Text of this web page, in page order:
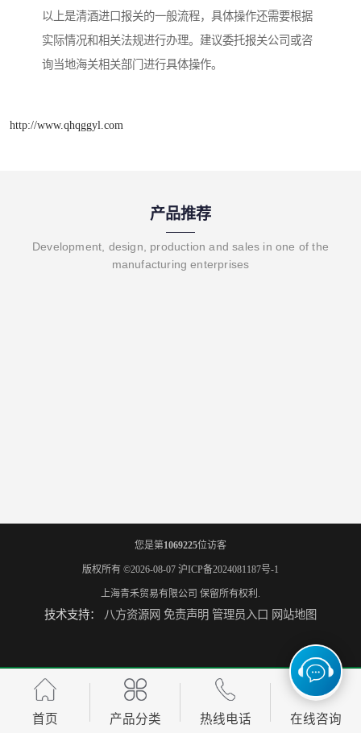
以上是清酒进口报关的一般流程，具体操作还需要根据
实际情况和相关法规进行办理。建议委托报关公司或咨
询当地海关相关部门进行具体操作。
http://www.qhqggyl.com
产品推荐
Development, design, production and sales in one of the
manufacturing enterprises
您是第1069225位访客
版权所有 ©2026-08-07 沪ICP备2024081187号-1
上海青禾贸易有限公司 保留所有权利.
技术支持： 八方资源网 免责声明 管理员入口 网站地图
首页 产品分类 热线电话 在线咨询